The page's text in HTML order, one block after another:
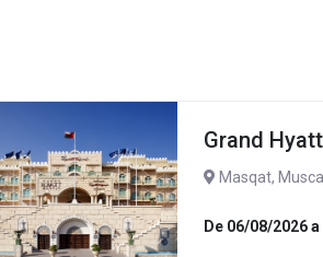
Grand
Masqat,
De 06/08/2026